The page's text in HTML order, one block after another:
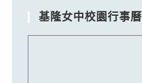
基隆女中校園行事曆